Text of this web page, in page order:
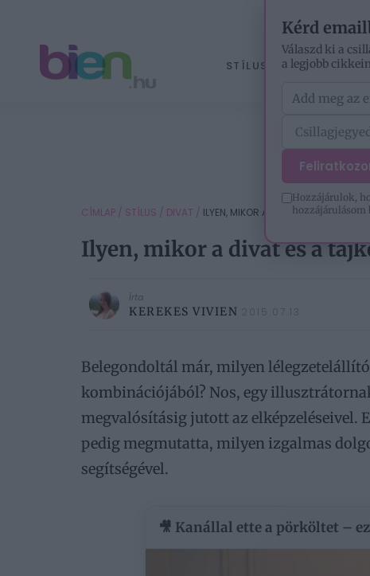
STÍLUS ÉLETMÓD
CÍMLAP / STÍLUS / DIVAT / ILYEN, MIKOR A DIVAT ÉS A
Ilyen, mikor a divat és a
Írta
KEREKES VIVIEN 2015.07.13.
Belegondoltál már, milyen
kombinációjából? Nos, egy
megvalósításig jutott az elképzeléseivel.
pedig megmutatta, milyen izgalmas
segítségével.
🎥 Kanállal ette a pörköltet –
Kérd
Válaszd ki a
a legjobb
Hozzájárulok,